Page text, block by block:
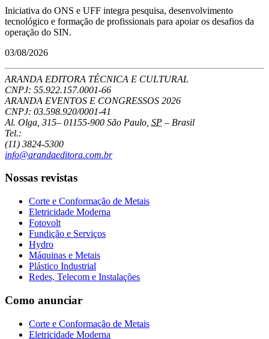
Iniciativa do ONS e UFF integra pesquisa, desenvolvimento
tecnológico e formação de profissionais para apoiar os desafios da
operação do SIN.
03/08/2026
ARANDA EDITORA TÉCNICA E CULTURAL
CNPJ: 55.922.157.0001-66
ARANDA EVENTOS E CONGRESSOS 2026
CNPJ: 03.598.920/0001-41
Al. Olga, 315– 01155-900 São Paulo SP – Brasil
Tel.:
(11) 3824-5300
info@arandaeditora.com.br
Nossas revistas
Corte e Conformação de Metais
Eletricidade Moderna
Fotovolt
Fundição e Serviços
Hydro
Máquinas e Metais
Plástico Industrial
Redes, Telecom e Instalações
Como anunciar
Corte e Conformação de Metais
Eletricidade Moderna